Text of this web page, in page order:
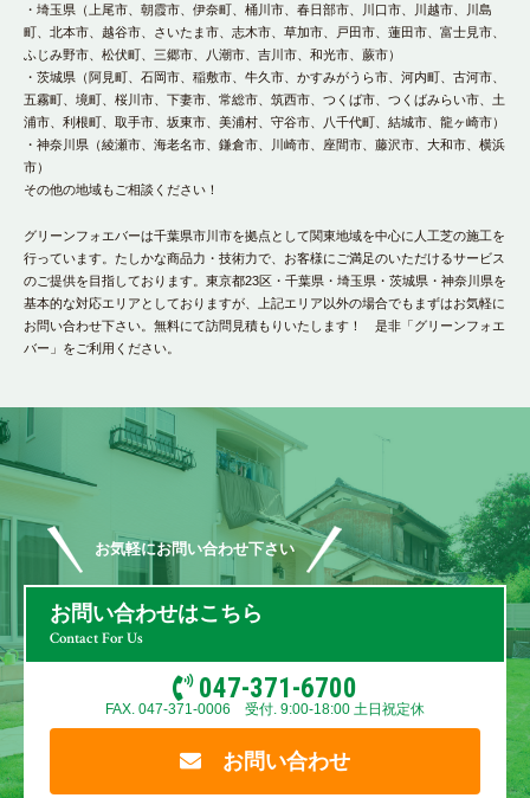
・埼玉県（上尾市、朝霞市、伊奈町、桶川市、春日部市、川口市、川越市、川島
町、北本市、越谷市、さいたま市、志木市、草加市、戸田市、蓮田市、富士見市、
ふじみ野市、松伏町、三郷市、八潮市、吉川市、和光市、蕨市）
・茨城県（阿見町、石岡市、稲敷市、牛久市、かすみがうら市、河内町、古河市、
五霧町、境町、桜川市、下妻市、常総市、筑西市、つくば市、つくばみらい市、土
浦市、利根町、取手市、坂東市、美浦村、守谷市、八千代町、結城市、龍ヶ崎市）
・神奈川県（綾瀬市、海老名市、鎌倉市、川崎市、座間市、藤沢市、大和市、横浜
市）
その他の地域もご相談ください！
グリーンフォエバーは千葉県市川市を拠点として関東地域を中心に人工芝の施工を
行っています。たしかな商品力・技術力で、お客様にご満足のいただけるサービス
のご提供を目指しております。東京都23区・千葉県・埼玉県・茨城県・神奈川県を
基本的な対応エリアとしておりますが、上記エリア以外の場合でもまずはお気軽に
お問い合わせ下さい。無料にて訪問見積もりいたします！ 是非「グリーンフォエ
バー」をご利用ください。
お気軽にお問い合わせ下さい
お問い合わせはこちら
Contact For Us
047-371-6700
FAX. 047-371-0006 受付. 9:00-18:00 土日祝定休
お問い合わせ